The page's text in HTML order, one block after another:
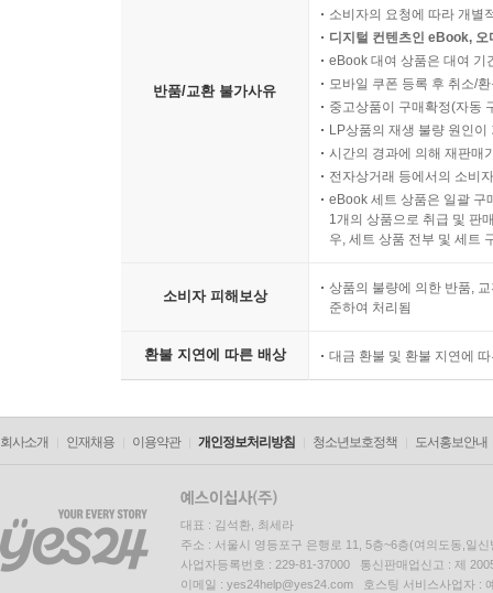
반품/교환 불가사유
소비자의 요청에 따라 개별
디지털 컨텐츠인 eBook,
eBook 대여 상품은 대여 기
모바일 쿠폰 등록 후 취소/
중고상품이 구매확정(자동
LP상품의 재생 불량 원인
시간의 경과에 의해 재판매
전자상거래 등에서의 소비
eBook 세트 상품은 일괄 구
1개의 상품으로 취급 및 판
우, 세트 상품 전부 및 세트
소비자 피해보상
상품의 불량에 의한 반품,
준하여 처리됨
환불 지연에 따른 배상 대금 환불 및 환불 지연에
회사소개 인재채용 이용약관 개인정보처리방침 청소년보호정책 도서홍보안내
대표 : 김석환, 최세라
주소 : 서울시 영등포구 은행로 11, 5층~6층(여의도동,일신
사업자등록번호 : 229-81-37000 통신판매업신고 : 제
이메일 : yes24help@yes24.com 호스팅 서비스사업자 :